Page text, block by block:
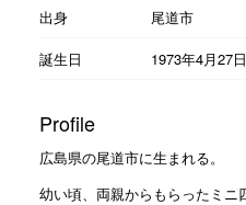
出身
尾道市
誕生日
1973年4月27日
Profile
広島県の尾道市に生まれる。
幼い頃、両親からもらったミ